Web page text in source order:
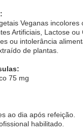
Veganas incolores
Artificiais, Lactose ou
ou intolerância
de plantas.
75 mg
ao dia após refeição.
habilitado.